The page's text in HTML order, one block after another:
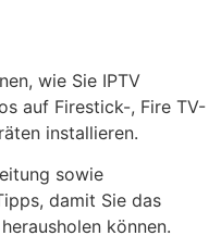
wie Sie IPTV
auf Firestick-, Fire TV-
installieren.
sowie
damit Sie das
können.